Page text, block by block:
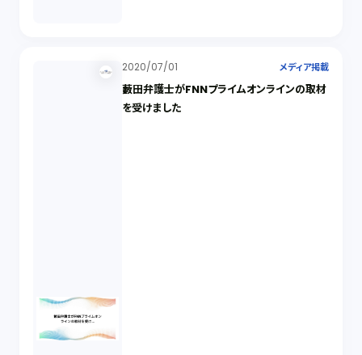
2020/07/01 メディア掲載
藪田弁護士がFNNプライムオンラインの取材
を受けました